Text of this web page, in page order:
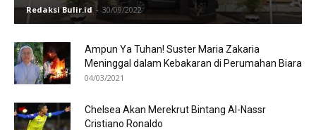
Redaksi Bulir.id - 30/09/2022
Ampun Ya Tuhan! Suster Maria Zakaria
Meninggal dalam Kebakaran di Perumahan Biara
04/03/2021
Chelsea Akan Merekrut Bintang Al-Nassr
Cristiano Ronaldo